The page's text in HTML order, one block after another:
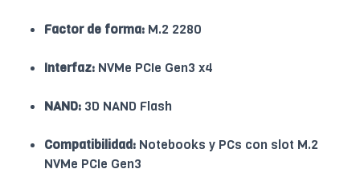
Factor de forma: M.2 2280
Interfaz: NVMe PCIe Gen3 x4
NAND: 3D NAND Flash
Compatibilidad: Notebooks y PCs con slot M.2
NVMe PCIe Gen3